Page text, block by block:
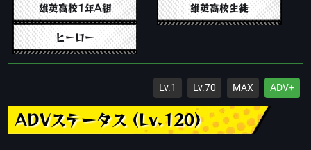
雄英高校1年A組 雄英高校生徒
ヒーロー
Lv.1 Lv.70 MAX ADV+
ADVステータス (Lv.120)